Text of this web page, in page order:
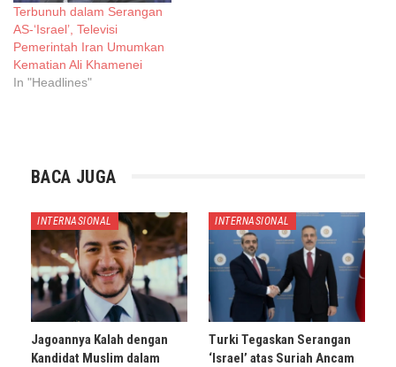
Terbunuh dalam Serangan
AS-‘Israel’, Televisi
Pemerintah Iran Umumkan
Kematian Ali Khamenei
In "Headlines"
BACA JUGA
INTERNASIONAL
Jagoannya Kalah dengan
Kandidat Muslim dalam
INTERNASIONAL
Turki Tegaskan Serangan
‘Israel’ atas Suriah Ancam